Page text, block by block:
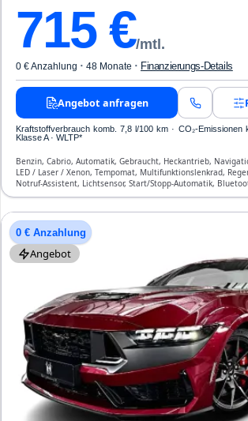
715€/mtl.
0 € Anzahlung · 48 Monate · Finanzierungs-Details
Angebot anfragen
Kraftstoffverbrauch komb. 7,8 l/100 km · CO₂-Emissionen
Klasse A · WLTP*
Benzin, Cabrio, Automatik, Gebraucht, Heckantrieb,
LED / Laser / Xenon, Tempomat, Multifunktionslenkrad,
Notruf-Assistent, Lichtsensor, Start/Stopp-Automatik,
Freisprecheinrichtung, Verkehrszeichen-Erkennung, ESP,
0 € Anzahlung
Angebot